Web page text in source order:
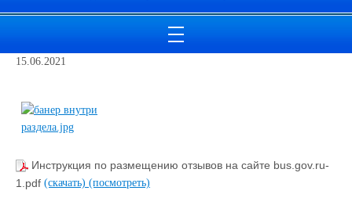
на сайте ГМУ www.bus.gov.ru
15.06.2021
Инструкция по размещению отзывов на сайте bus.gov.ru-
1.pdf (скачать) (посмотреть)